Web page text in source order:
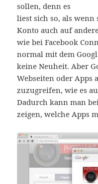
sollen, denn es
liest sich so, als wenn
Konto auch auf
wie bei Facebook
normal mit dem
keine Neuheit. Aber
Webseiten oder Apps
zuzugreifen, wie es
Dadurch kann man
zeigen, welche Apps